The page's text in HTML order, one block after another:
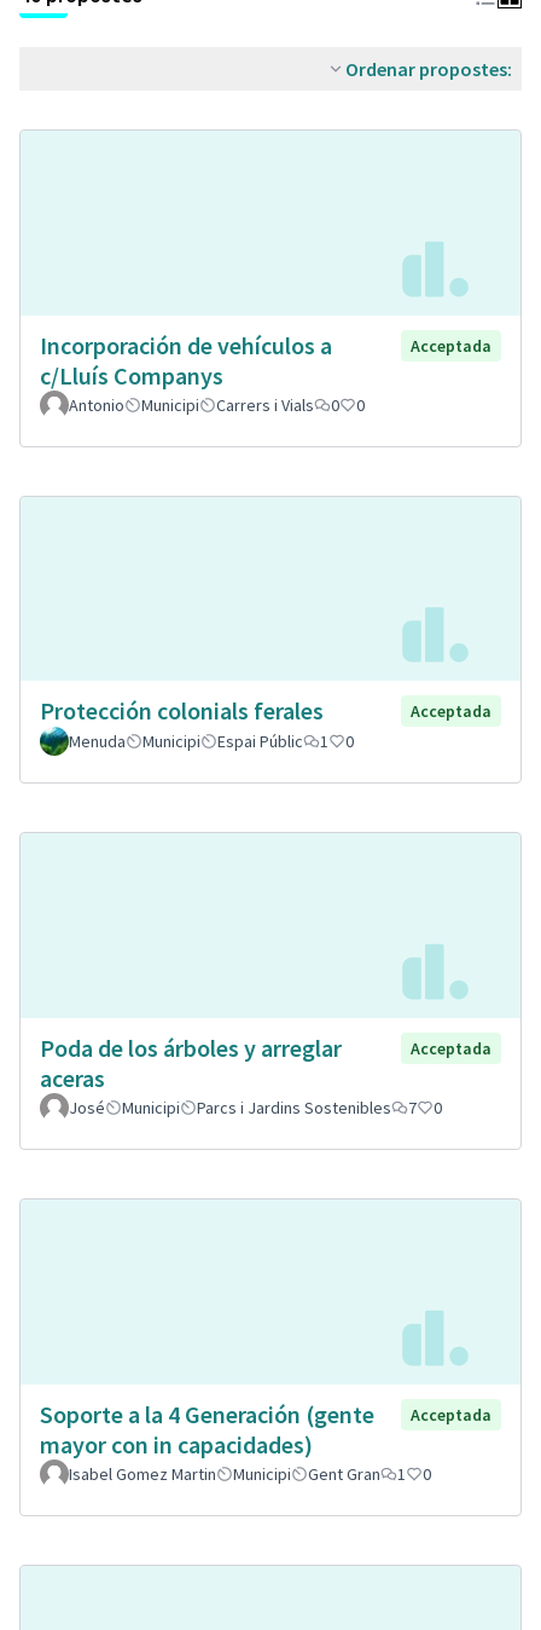
Ordenar propostes:
Incorporación de vehículos a
c/Lluís Companys
Acceptada
Antonio Municipi Carrers i Vials 0 0
Protección colonials ferales
Acceptada
Menuda
Municipi Espai Públic 1 0
Poda de los árboles y arreglar
aceras
Acceptada
José Municipi Parcs i Jardins Sostenibles 7 0
Soporte a la 4 Generación (gente
mayor con in capacidades)
Acceptada
Isabel Gomez Martin Municipi Gent Gran 1 0